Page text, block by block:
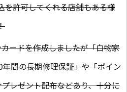
を許可してくれる店舗もある様
ードを作成しましたが「白物家
間の長期修理保証」や「ポイン
レゼント配布などあり、十分に